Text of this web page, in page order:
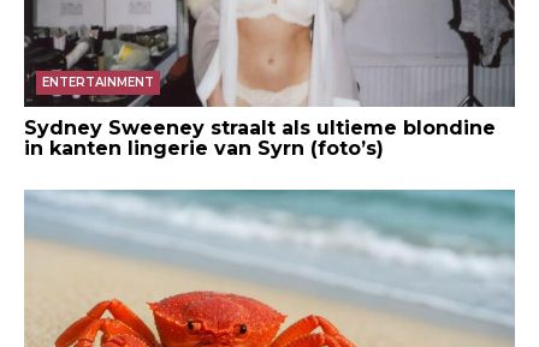
ENTERTAINMENT
Sydney Sweeney straalt als ultieme blondine
in kanten lingerie van Syrn (foto’s)